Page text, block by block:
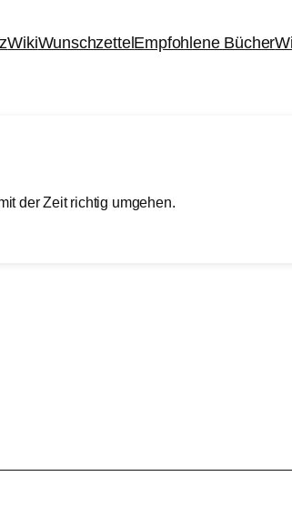
WikiWunschzettelEmpfohlene Bücher
der Zeit richtig umgehen.